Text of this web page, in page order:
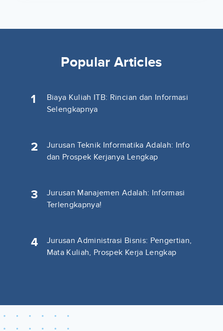
Popular Articles
1
Biaya Kuliah ITB: Rincian dan Informasi
Selengkapnya
2
Jurusan Teknik Informatika Adalah: Info
dan Prospek Kerjanya Lengkap
3
Jurusan Manajemen Adalah: Informasi
Terlengkapnya!
4
Jurusan Administrasi Bisnis: Pengertian,
Mata Kuliah, Prospek Kerja Lengkap